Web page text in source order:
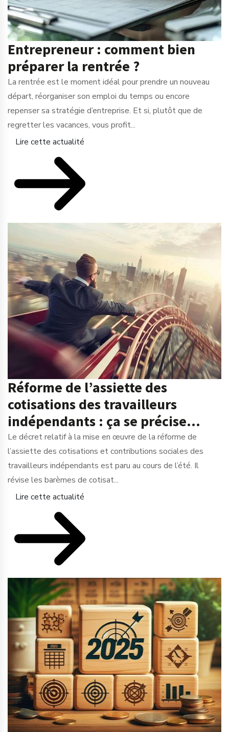
Entrepreneur : comment bien
préparer la rentrée ?
La rentrée est le moment idéal pour prendre un nouveau
départ, réorganiser son emploi du temps ou encore
repenser sa stratégie d’entreprise. Et si, plutôt que de
regretter les vacances, vous profit...
Lire cette actualité
Réforme de l’assiette des
cotisations des travailleurs
indépendants : ça se précise…
Le décret relatif à la mise en œuvre de la réforme de
l’assiette des cotisations et contributions sociales des
travailleurs indépendants est paru au cours de l’été. Il
révise les barèmes de cotisat...
Lire cette actualité